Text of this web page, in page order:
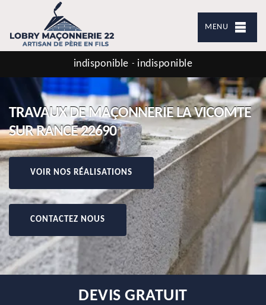
MENU
indisponible - indisponible
TRAVAUX DE MAÇONNERIE LA VICOMTE
SUR RANCE 22690
VOIR NOS RÉALISATIONS
CONTACTEZ NOUS
DEVIS GRATUIT